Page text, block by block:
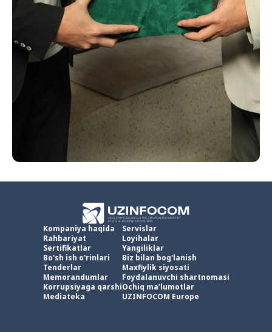
Kompaniya haqida
Rahbariyat
Sertifikatlar
Bo'sh ish o'rinlari
Tenderlar
Memorandumlar
Korrupsiyaga qarshi
Mediateka
Servislar
Loyihalar
Yangiliklar
Biz bilan bog'lanish
Maxfiylik siyosati
Foydalanuvchi shartnomasi
Ochiq ma’lumotlar
UZINFOCOM Europe